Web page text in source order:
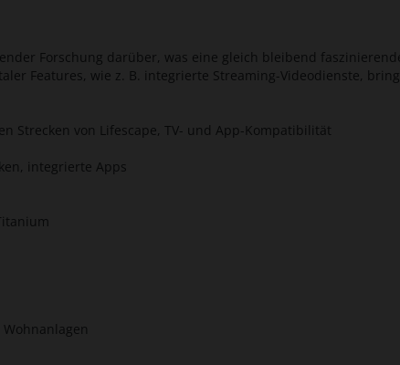
Forschung darüber, was eine gleich bleibend
Features, wie z. B. integrierte Streaming-Videodienste,
Strecken von Lifescape, TV- und App-Kompatibilität
integrierte Apps